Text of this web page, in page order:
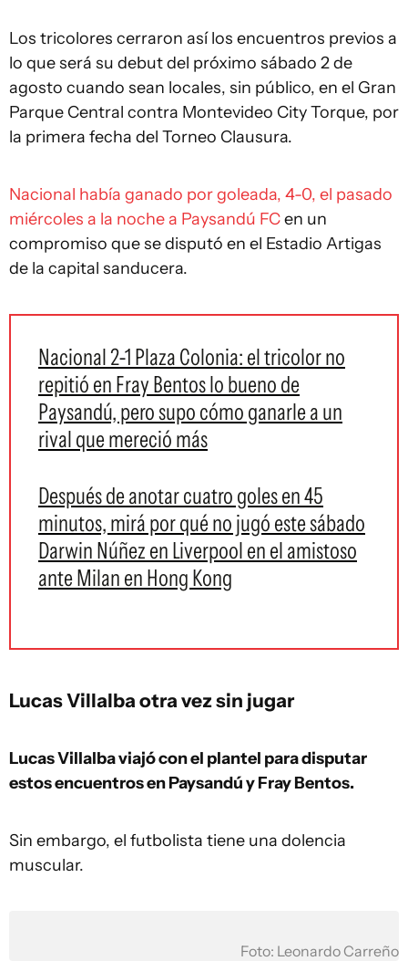
Los tricolores cerraron así los encuentros previos a
lo que será su debut del próximo sábado 2 de
agosto cuando sean locales, sin público, en el Gran
Parque Central contra Montevideo City Torque, por
la primera fecha del Torneo Clausura.
Nacional había ganado por goleada, 4-0, el pasado
miércoles a la noche a Paysandú FCen un
compromiso que se disputó en el Estadio Artigas
de la capital sanducera.
Nacional 2-1 Plaza Colonia: el tricolor no
repitió en Fray Bentos lo bueno de
Paysandú, pero supo cómo ganarle a un
rival que mereció más
Después de anotar cuatro goles en 45
minutos, mirá por qué no jugó este sábado
Darwin Núñez en Liverpool en el amistoso
ante Milan en Hong Kong
Lucas Villalba otra vez sin jugar
Lucas Villalba viajó con el plantel para disputar
estos encuentros en Paysandú y Fray Bentos.
Sin embargo, el futbolista tiene una dolencia
muscular.
Foto: Leonardo Carreño